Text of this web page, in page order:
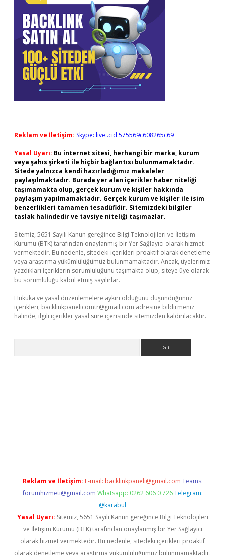
Reklam ve İletişim: Skype: live:.cid.575569c608265c69
Yasal Uyarı: Bu internet sitesi, herhangi bir marka, kurum
veya şahıs şirketi ile hiçbir bağlantısı bulunmamaktadır.
Sitede yalnızca kendi hazırladığımız makaleler
paylaşılmaktadır. Burada yer alan içerikler haber niteliği
taşımamakta olup, gerçek kurum ve kişiler hakkında
paylaşım yapılmamaktadır. Gerçek kurum ve kişiler ile isim
benzerlikleri tamamen tesadüfidir. Sitemizdeki bilgiler
taslak halindedir ve tavsiye niteliği taşımazlar.
Sitemiz, 5651 Sayılı Kanun gereğince Bilgi Teknolojileri ve İletişim
Kurumu (BTK) tarafından onaylanmış bir Yer Sağlayıcı olarak hizmet
vermektedir. Bu nedenle, sitedeki içerikleri proaktif olarak denetleme
veya araştırma yükümlülüğümüz bulunmamaktadır. Ancak, üyelerimiz
yazdıkları içeriklerin sorumluluğunu taşımakta olup, siteye üye olarak
bu sorumluluğu kabul etmiş sayılırlar.
Hukuka ve yasal düzenlemelere aykırı olduğunu düşündüğünüz
içerikleri, backlinkpanelicomtr@gmail.com adresine bildirmeniz
halinde, ilgili içerikler yasal süre içerisinde sitemizden kaldırılacaktır.
Reklam ve İletişim: E-mail: backlinkpaneli@gmail.com Teams:
forumhizmeti@gmail.com Whatsapp: 0262 606 0 726 Telegram:
@karabul
Yasal Uyarı: Sitemiz, 5651 Sayılı Kanun gereğince Bilgi Teknolojileri
ve İletişim Kurumu (BTK) tarafından onaylanmış bir Yer Sağlayıcı
olarak hizmet vermektedir. Bu nedenle, sitedeki içerikleri proaktif
olarak denetleme veya araştırma yükümlülüğümüz bulunmamaktadır.